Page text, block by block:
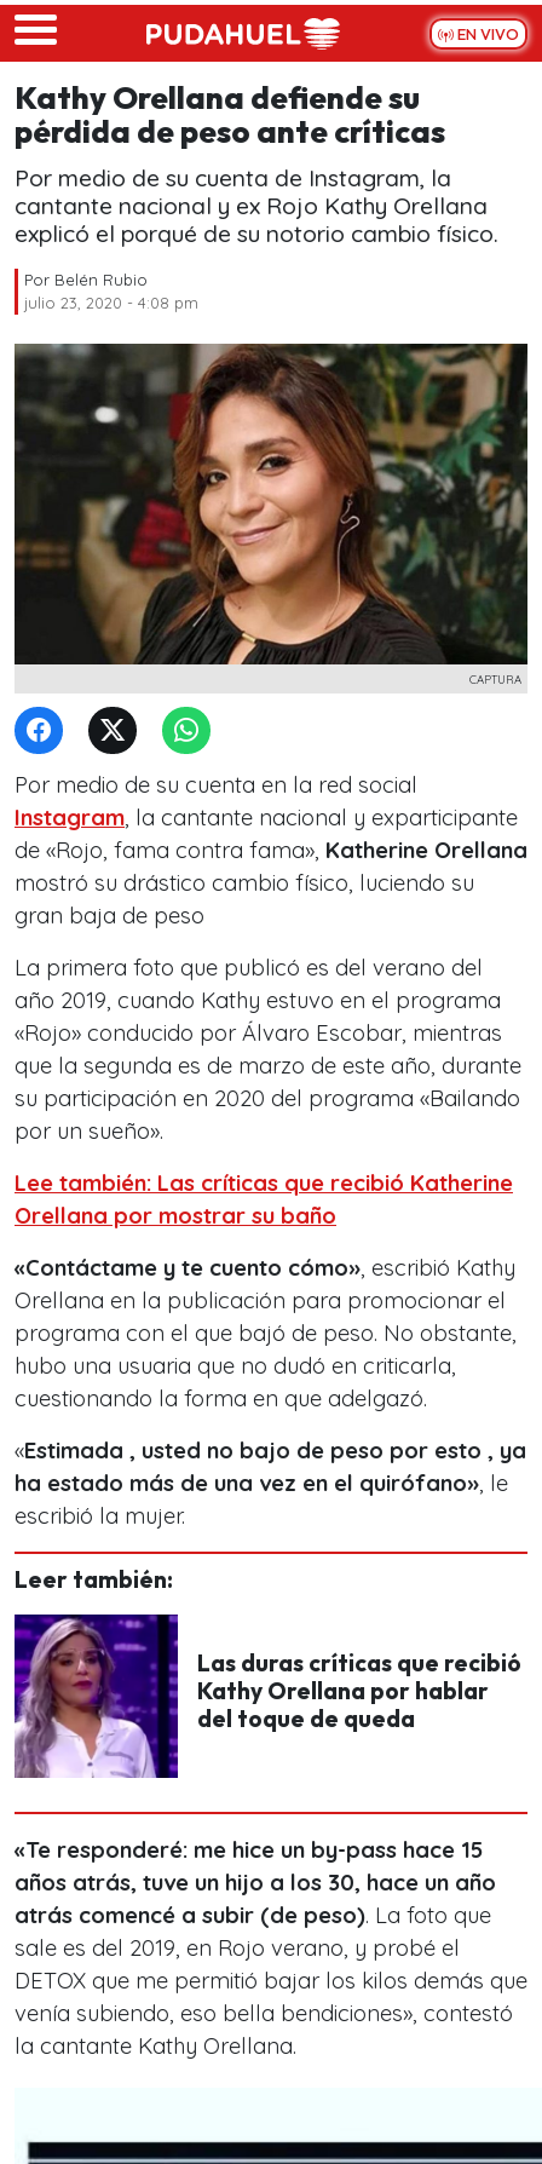
Skip to main content
EN VIVO
Kathy Orellana defiende su
pérdida de peso ante críticas
Por medio de su cuenta de Instagram, la
cantante nacional y ex Rojo Kathy Orellana
explicó el porqué de su notorio cambio físico.
Por Belén Rubio
julio 23, 2020 - 4:08 pm
CAPTURA
Por medio de su cuenta en la red social
Instagram , la cantante nacional y exparticipante
de «Rojo, fama contra fama», Katherine Orellana
mostró su drástico cambio físico, luciendo su
gran baja de peso
La primera foto que publicó es del verano del
año 2019, cuando Kathy estuvo en el programa
«Rojo» conducido por Álvaro Escobar, mientras
que la segunda es de marzo de este año, durante
su participación en 2020 del programa «Bailando
por un sueño».
Lee también: Las críticas que recibió Katherine
Orellana por mostrar su baño
«Contáctame y te cuento cómo» , escribió Kathy
Orellana en la publicación para promocionar el
programa con el que bajó de peso. No obstante,
hubo una usuaria que no dudó en criticarla,
cuestionando la forma en que adelgazó.
«Estimada , usted no bajo de peso por esto , ya
ha estado más de una vez en el quirófano» , le
escribió la mujer.
Leer también:
Las duras críticas que recibió
Kathy Orellana por hablar
del toque de queda
«Te responderé: me hice un by-pass hace 15
años atrás, tuve un hijo a los 30, hace un año
atrás comencé a subir (de peso). La foto que
sale es del 2019, en Rojo verano, y probé el
DETOX que me permitió bajar los kilos demás que
venía subiendo, eso bella bendiciones», contestó
la cantante Kathy Orellana.